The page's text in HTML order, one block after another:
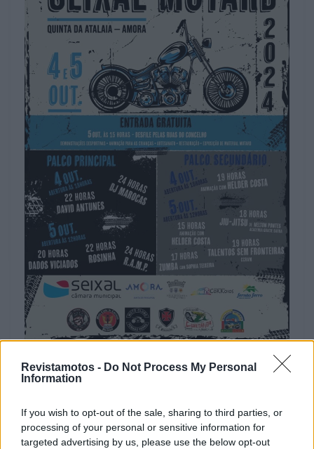
Revistamotos - Do Not Process My Personal
Information
If you wish to opt-out of the sale, sharing to third parties, or
processing of your personal or sensitive information for
targeted advertising by us, please use the below opt-out
cartaz que junto se apresenta.
Tags: Concentração destaque
Mototurismo